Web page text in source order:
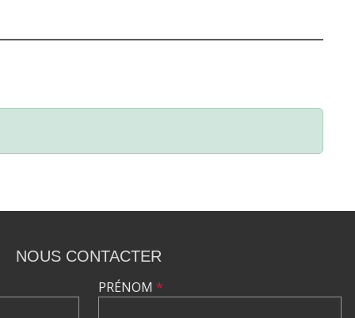
NOUS CONTACTER
PRÉNOM *